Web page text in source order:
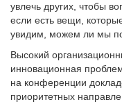
увлечь других, чтобы
если есть вещи,
увидим, можем ли мы
Высокий
инновационная
на конференции
прио­ритетных